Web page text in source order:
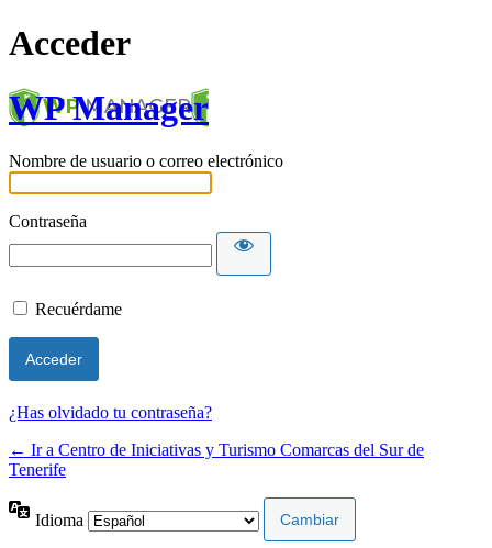
Acceder
WP Manager
Nombre de usuario o correo electrónico
Contraseña
Recuérdame
¿Has olvidado tu contraseña?
← Ir a Centro de Iniciativas y Turismo Comarcas del Sur de
Tenerife
Idioma